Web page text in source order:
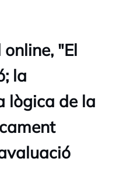
"El
la
lògica de la